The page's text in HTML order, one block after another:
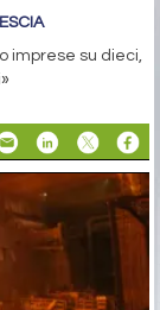
imprese su dieci,